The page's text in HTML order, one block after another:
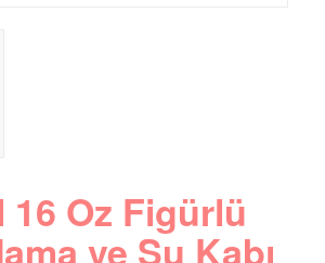
16 Oz Figürlü
ve Su Kabı